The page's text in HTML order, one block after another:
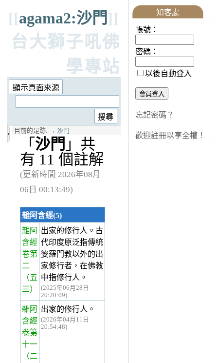
[[agama2:沙門]]
台大獅子吼佛
學專站
目前的足跡: → 沙門
「 沙門 」共
有 11 個註解
(更新時間 2026年08月
06日 00:13:49)
雜阿含經(5)
雜阿
含經
卷第
二
（五
三）
出家的修行人。古
代印度原泛指傳統
婆羅門教以外的出
家修行者，在佛教
中指修行人。
(2025年06月28日
20:20:09)
雜阿
含經
卷第
十一
（二
出家的修行人。
(2026年04月11日
20:54:48)
知客處
帳號：
密碼：
以後自動登入
忘記密碼？
歡迎註冊以享全權！